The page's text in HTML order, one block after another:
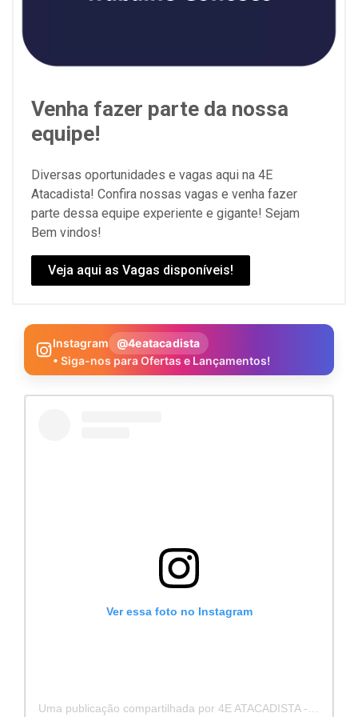
Venha fazer parte da nossa
equipe!
Diversas oportunidades e vagas aqui na 4E
Atacadista! Confira nossas vagas e venha fazer
parte dessa equipe experiente e gigante! Sejam
Bem vindos!
Veja aqui as Vagas disponíveis!
Instagram
@4eatacadista
• Siga-nos para Ofertas e Lançamentos!
Ver essa foto no Instagram